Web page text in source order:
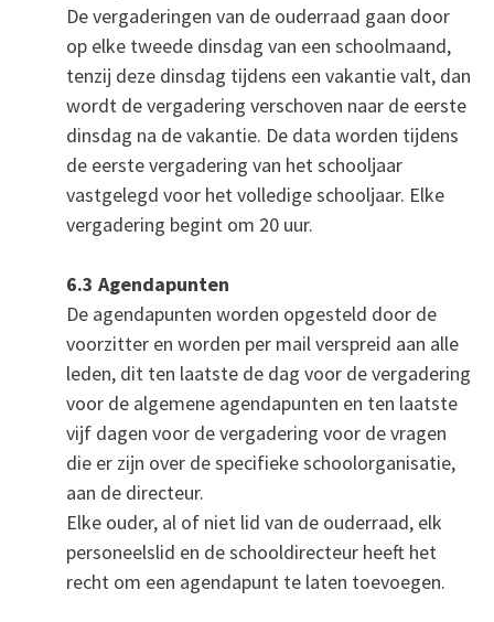
De vergaderingen van de ouderraad gaan door
op elke tweede dinsdag van een schoolmaand,
tenzij deze dinsdag tijdens een vakantie valt, dan
wordt de vergadering verschoven naar de eerste
dinsdag na de vakantie. De data worden tijdens
de eerste vergadering van het schooljaar
vastgelegd voor het volledige schooljaar. Elke
vergadering begint om 20 uur.
6.3 Agendapunten
De agendapunten worden opgesteld door de
voorzitter en worden per mail verspreid aan alle
leden, dit ten laatste de dag voor de vergadering
voor de algemene agendapunten en ten laatste
vijf dagen voor de vergadering voor de vragen
die er zijn over de specifieke schoolorganisatie,
aan de directeur.
Elke ouder, al of niet lid van de ouderraad, elk
personeelslid en de schooldirecteur heeft het
recht om een agendapunt te laten toevoegen.